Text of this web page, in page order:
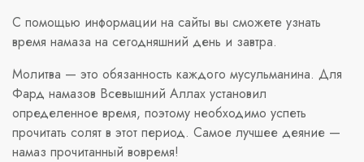
С помощью информации на сайты вы сможете узнать
время намаза на сегодняшний день и завтра.
Молитва — это обязанность каждого мусульманина. Для
Фард намазов Всевышний Аллах установил
определенное время, поэтому необходимо успеть
прочитать солят в этот период. Самое лучшее деяние —
намаз прочитанный вовремя!